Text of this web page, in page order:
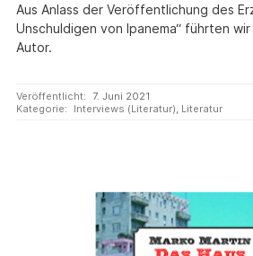
Aus Anlass der Veröffentlichung des
Unschuldigen von Ipanema“ führten
Autor.
Veröffentlicht:
7. Juni 2021
Kategorie:
Interviews (Literatur), Literatur